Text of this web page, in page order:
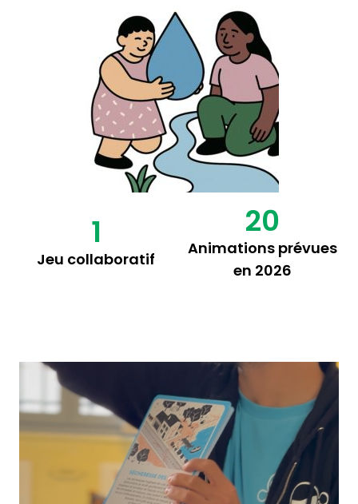
1
Jeu collaboratif
20
Animations prévues
en 2026